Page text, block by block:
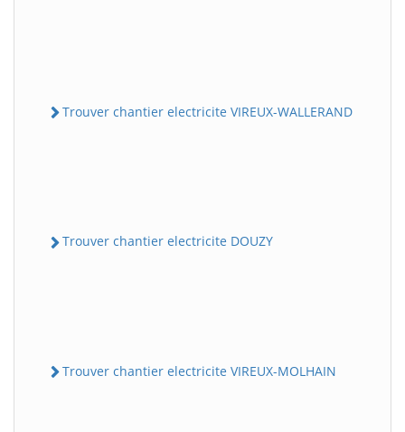
Trouver chantier electricite VIREUX-WALLERAND
Trouver chantier electricite DOUZY
Trouver chantier electricite VIREUX-MOLHAIN